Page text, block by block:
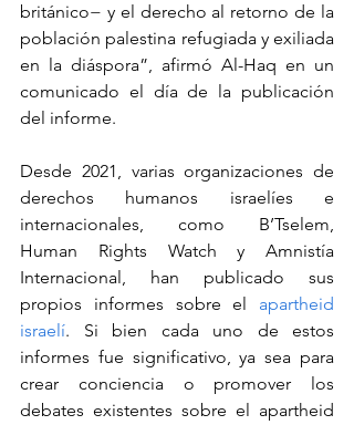
británico− y el derecho al retorno de la
población palestina refugiada y exiliada
en la diáspora”, afirmó Al-Haq en un
comunicado el día de la publicación
del informe.
Desde 2021, varias organizaciones de
derechos humanos israelíes e
internacionales, como B’Tselem,
Human Rights Watch y Amnistía
Internacional, han publicado sus
propios informes sobre el apartheid
israelí. Si bien cada uno de estos
informes fue significativo, ya sea para
crear conciencia o promover los
debates existentes sobre el apartheid